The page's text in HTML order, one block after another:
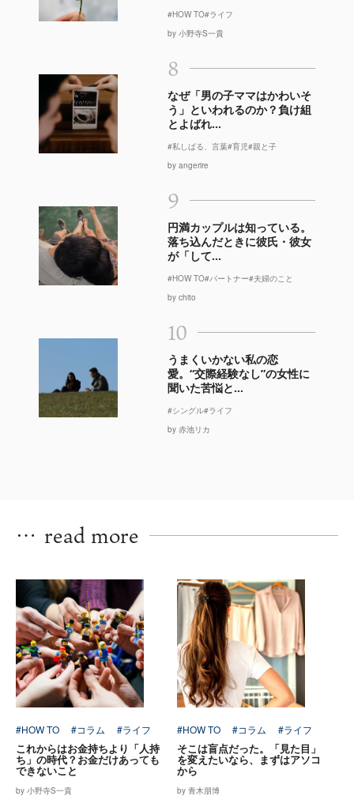
#HOW TO#ライフ
by 小野寺S一貴
8
なぜ「男の子ママはかわいそ
う」といわれるのか？負け組
とよばれ...
#私しばる、言葉#育児#親と子
by angerire
9
円満カップルは知っている。
落ち込んだときに彼氏・彼女
が「して...
#HOW TO#パートナー#夫婦のこと
by chito
10
うまくいかない私の恋
愛。“交際経験なし”の女性に
聞いた苦悩と...
#シングル#ライフ
by 赤池リカ
… read more
#HOW TO #コラム #ライフ
これからはお金持ちより「人持
ち」の時代？お金だけあっても
できないこと
by 小野寺S一貴
#HOW TO #コラム #ライフ
そこは盲点だった。「見た目」
を変えたいなら、まずはアソコ
から
by 青木朋博